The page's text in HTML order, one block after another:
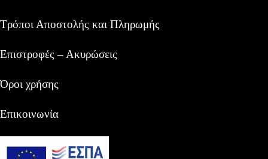
Τρόποι Αποστολής και Πληρωμής
Επιστροφές – Ακυρώσεις
Όροι χρήσης
Επικοινωνία